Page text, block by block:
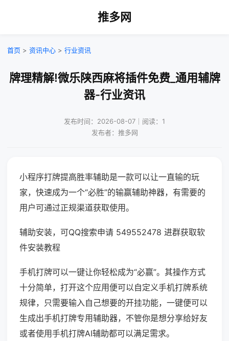
推多网
首页 > 资讯中心 > 行业资讯
牌理精解!微乐陕西麻将插件免费_通用辅牌
器-行业资讯
发布时间：2026-08-07｜阅读：1
发布者：推多网
小程序打牌提高胜率辅助是一款可以让一直输的玩
家，快速成为一个“必胜”的输赢辅助神器，有需要的
用户可通过正规渠道获取使用。
辅助安装，可QQ搜索申请 549552478 进群获取软
件安装教程
手机打牌可以一键让你轻松成为“必赢”。其操作方式
十分简单，打开这个应用便可以自定义手机打牌系统
规律，只需要输入自己想要的开挂功能，一键便可以
生成出手机打牌专用辅助器，不管你是想分享给好友
或者使用手机打牌AI辅助都可以满足需求。